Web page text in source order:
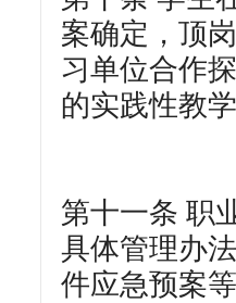
案确定，顶
习单位合作
的实践性教
第十一条 职
具体管理办
件应急预案